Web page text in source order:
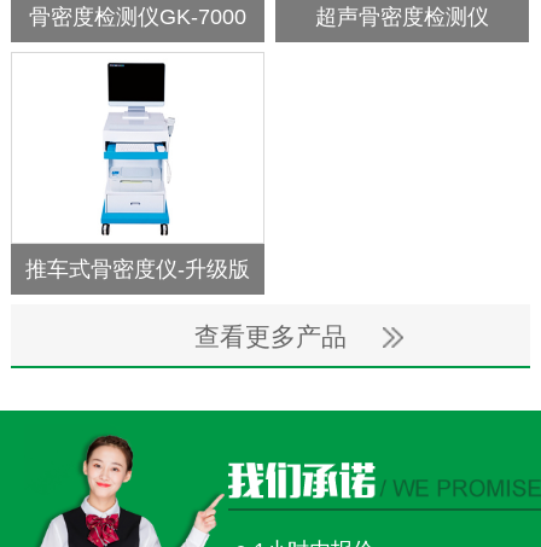
骨密度检测仪GK-7000 超声骨密度检测仪
推车式骨密度仪-升级版
查看更多产品